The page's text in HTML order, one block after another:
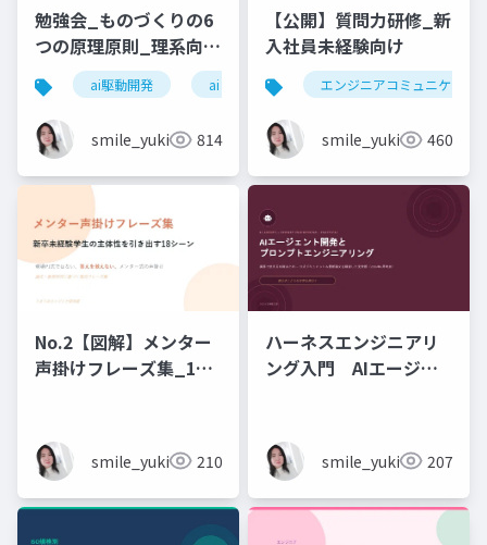
勉強会_ものづくりの6
つの原理原則_理系向け
6時間_2026_05_24_
石黒友季子
ai駆動開発 ai
smile_yukiko_it814
【公開】質問力研修_新
入社員未経験向け
エンジニアコミュニケーシ
smile_yukiko_it460
No.2【図解】メンター
声掛けフレーズ集_18
smile_yukiko_it210
ハーネスエンジニアリ
ング入門 AIエージェ
smile_yukiko_it207